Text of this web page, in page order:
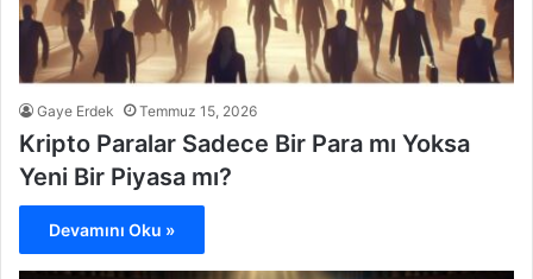
Gaye Erdek Temmuz 15, 2026
Kripto Paralar Sadece Bir Para mı Yoksa
Yeni Bir Piyasa mı?
Devamını Oku »